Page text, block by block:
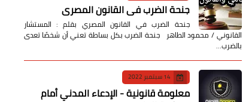
جنحة الضرب في القانون المصري
جنحة الضرب في القانون المصري بقلم : المستشار
القانوني / محمود الطاهر جنحة الضرب بكل بساطة تعني أن شخصًا تعدى
بالضرب…
14 سبتمبر 2022
معلومة قانونية - الإدعاء المدني أمام